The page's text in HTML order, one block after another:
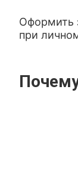
Оформить
при